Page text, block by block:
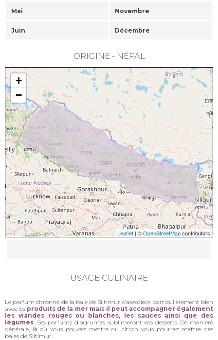
Mai Novembre
Juin Décembre
ORIGINE - NÉPAL
+
−
Leaflet | ©OpenStreetMapcontributors
USAGE CULINAIRE
Le parfum citronné de la baie de Siltimur s'associera particulièrement bien
avec les produits de la mer mais il peut accompagner également
les viandes rouges ou blanches, les sauces ainsi que des
légumes . Ses parfums d'agrumes sublimeront vos desserts. De manière
générale, là où vous pouvez mettre du citron vous pourrez mettre des
baies de Siltimur.